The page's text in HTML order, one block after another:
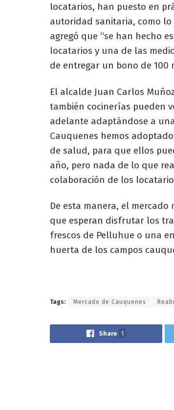
locatarios, han puesto en
autoridad sanitaria, como
agregó que “se han hecho
locatarios y una de las
de entregar un bono de 100
El alcalde Juan Carlos
también cocinerías pueden
adelante adaptándose a
Cauquenes hemos
de salud, para que ellos
año, pero nada de lo que
colaboración de los
De esta manera, el
que esperan disfrutar los
frescos de Pelluhue o una
huerta de los campos
Tags: Mercado de Cauquenes
Share 1